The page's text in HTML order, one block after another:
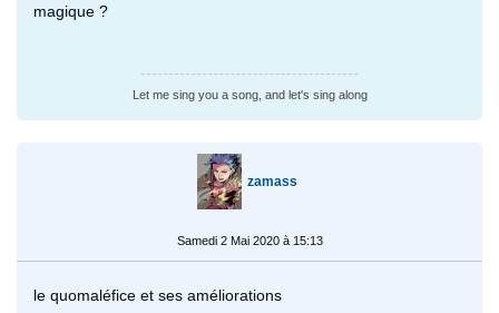
magique ?
Let me sing you a song, and let's sing along
zamass
Samedi 2 Mai 2020 à 15:13
le quomaléfice et ses améliorations